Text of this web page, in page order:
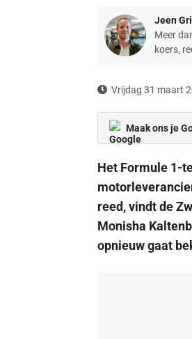
Jeen
Meer
koers,
Vrijdag 31 maart
Maak ons je
Het Formule 1-
reed, vindt de
Monisha
opnieuw gaat